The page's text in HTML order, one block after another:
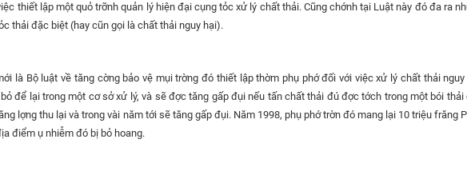
thiết lập một quỏ trỡnh quản lý hiện đại cụng tỏc xử lý chất thải. Cũng chớnh tại Luật này đó đa ra
thải đặc biệt (hay cũn gọi là chất thải nguy hại).
là Bộ luật về tăng cờng bảo vệ mụi trờng đó thiết lập thờm phụ phớ đối với việc xử lý chất thải nguy
để lại trong một cơ sở xử lý, và sẽ đợc tăng gấp đụi nếu tấn chất thải đú đợc tớch trong một bói thải
lợng thu lại và trong vài năm tới sẽ tăng gấp đụi. Năm 1998, phụ phớ trờn đó mang lại 10 triệu frăng
điểm ụ nhiễm đó bị bỏ hoang.